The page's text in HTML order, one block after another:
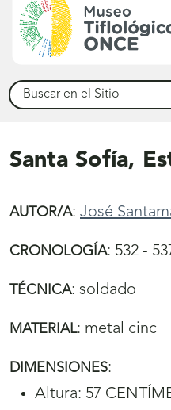
Buscar
Santa Sofía,
AUTOR/A: José
CRONOLOGÍA: 532 -
TÉCNICA: soldado
MATERIAL: metal cinc
DIMENSIONES:
Altura: 57